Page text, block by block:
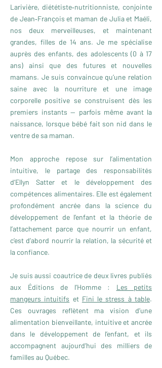
Larivière, diététiste‑nutritionniste, conjointe
de Jean‑François et maman de Julia et Maéli,
nos deux merveilleuses, et maintenant
grandes, filles de 14 ans. Je me spécialise
auprès des enfants, des adolescents (0 à 17
ans) ainsi que des futures et nouvelles
mamans. Je suis convaincue qu’une relation
saine avec la nourriture et une image
corporelle positive se construisent dès les
premiers instants — parfois même avant la
naissance, lorsque bébé fait son nid dans le
ventre de sa maman.
Mon approche repose sur l’alimentation
intuitive, le partage des responsabilités
d’Ellyn Satter et le développement des
compétences alimentaires. Elle est également
profondément ancrée dans la science du
développement de l’enfant et la théorie de
l’attachement parce que nourrir un enfant,
c’est d’abord nourrir la relation, la sécurité et
la confiance.
Je suis aussi coautrice de deux livres publiés
aux Éditions de l’Homme : Les petits
mangeurs intuitifs et Fini le stress à table.
Ces ouvrages reflètent ma vision d’une
alimentation bienveillante, intuitive et ancrée
dans le développement de l’enfant, et ils
accompagnent aujourd’hui des milliers de
familles au Québec.